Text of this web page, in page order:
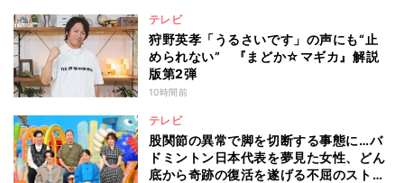
テレビ
狩野英孝「うるさいです」の声にも“止
められない” 『まどか☆マギカ』解説
版第2弾
10時間前
テレビ
股関節の異常で脚を切断する事態に…バ
ドミントン日本代表を夢見た女性、どん
底から奇跡の復活を遂げる不屈のストー